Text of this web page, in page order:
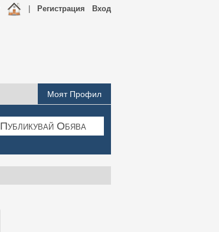
Вход
Регистрация
Моят Профил
Публикувай Обява